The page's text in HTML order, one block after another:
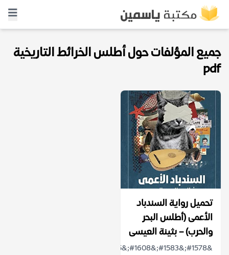
جميع المؤلفات حول أطلس الخرائط التاريخية
pdf
تحميل رواية السندباد
الأعمى (أطلس البحر
والحرب) – بثينة العيسى